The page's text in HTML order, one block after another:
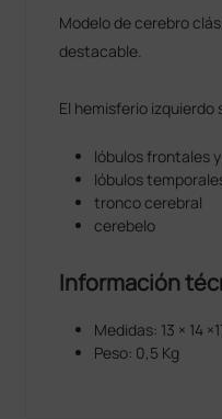
Modelo de cerebro
destacable.
El hemisferio izquierdo
lóbulos frontales
lóbulos
tronco cerebral
cerebelo
Información
Medidas: 13 × 14
Peso: 0,5 Kg